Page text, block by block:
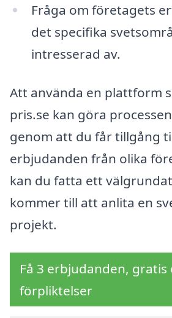
Fråga om företagets
det specifika
intresserad av.
Att använda en plattform
pris.se kan göra
genom att du får tillgång
erbjudanden från olika
kan du fatta ett
kommer till att anlita en
projekt.
Få 3 erbjudanden, gratis
förpliktelser